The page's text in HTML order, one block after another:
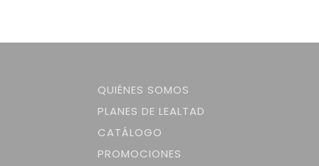
QUIÉNES SOMOS
PLANES DE LEALTAD
CATÁLOGO
PROMOCIONES